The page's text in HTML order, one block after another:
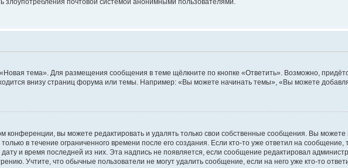
тема». Для размещения сообщения в теме щёлкните по кнопке «Ответить». Возможно,
внизу страниц форума или темы. Например: «Вы можете начинать темы», «Вы можете
конференции, вы можете редактировать и удалять только свои собственные сообщения. Вы
в течение ограниченного времени после его создания. Если кто-то уже ответил на
дату и время последней из них. Эта надпись не появляется, если сообщение редактировал
Учтите, что обычные пользователи не могут удалить сообщение, если на него уже кто-то